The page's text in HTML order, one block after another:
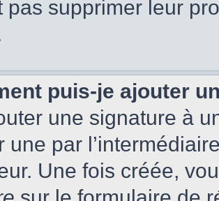
pas supprimer leur
puis-je ajouter
une signature à
une par
Une fois créée,